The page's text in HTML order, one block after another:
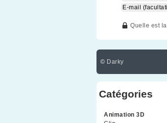
Quelle est la
© Darky
Catégories
Animation 3D